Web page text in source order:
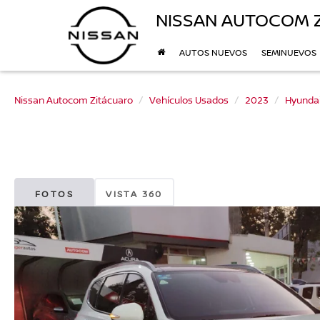
NISSAN AUTOCOM
AUTOS NUEVOS SEMINUEVOS
Nissan Autocom Zitácuaro Vehículos Usados 2023
FOTOS VISTA 360